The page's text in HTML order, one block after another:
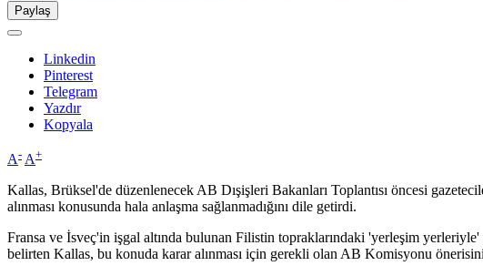
Paylaş
Linkedin
Pinterest
Telegram
Yazdır
Kopyala
A- A+
Kallas, Brüksel'de düzenlenecek AB Dışişleri Bakanları Toplantısı öncesi
alınması konusunda hala anlaşma sağlanmadığını dile getirdi.
Fransa ve İsveç'in işgal altında bulunan Filistin topraklarındaki 'yerleşim yerleriyle'
belirten Kallas, bu konuda karar alınması için gerekli olan AB Komisyonu